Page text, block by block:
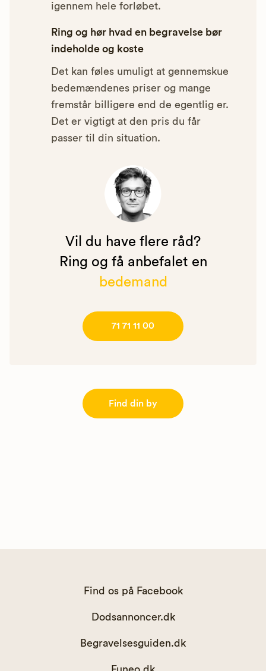
igennem hele forløbet.
Ring og hør hvad en begravelse bør
indeholde og koste
Det kan føles umuligt at gennemskue
bedemændenes priser og mange
fremstår billigere end de egentlig er.
Det er vigtigt at den pris du får
passer til din situation.
Vil du have flere råd?
Ring og få anbefalet en
bedemand
71 71 11 00
Find din by
Find os på Facebook
Dodsannoncer.dk
Begravelsesguiden.dk